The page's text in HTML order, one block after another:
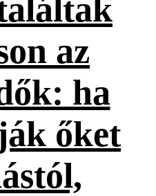
az
ha
őket